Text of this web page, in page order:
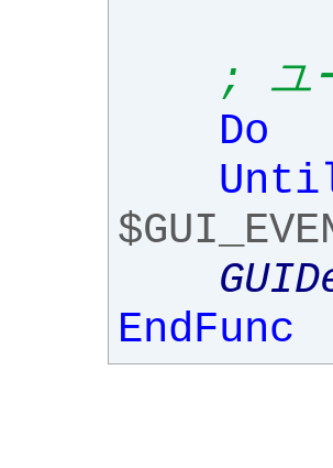
; ユ
Do
EndFunc